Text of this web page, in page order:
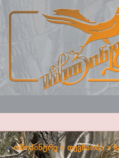
ოჩოპინტრე>თევზაობა>